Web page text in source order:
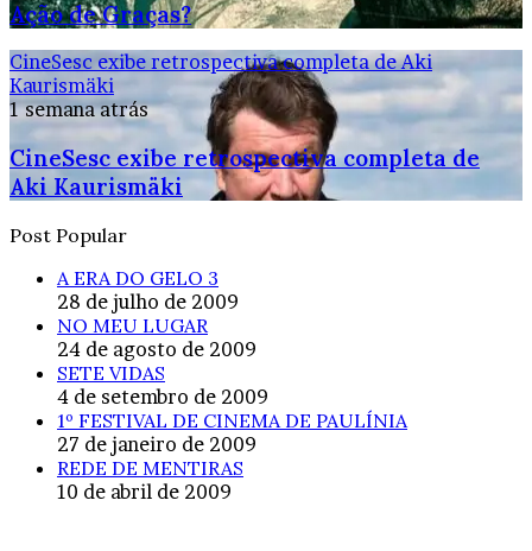
Ação de Graças?
CineSesc exibe retrospectiva completa de Aki
Kaurismäki
1 semana atrás
CineSesc exibe retrospectiva completa de
Aki Kaurismäki
Post Popular
A ERA DO GELO 3
28 de julho de 2009
NO MEU LUGAR
24 de agosto de 2009
SETE VIDAS
4 de setembro de 2009
1º FESTIVAL DE CINEMA DE PAULÍNIA
27 de janeiro de 2009
REDE DE MENTIRAS
10 de abril de 2009